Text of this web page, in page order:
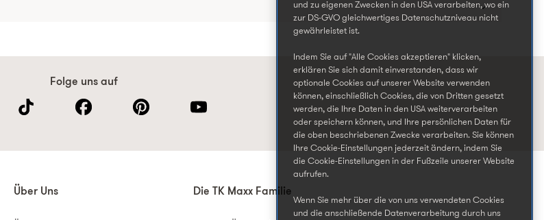
Folge uns auf
Über Uns Die TK Maxx Familie
und zu eigenen Zwecken in den USA verarbeiten, wo ein
zur DS-GVO gleichwertiges Datenschutzniveau nicht
gewährleistet ist.
Indem Sie auf "Alle Cookies akzeptieren" klicken,
erklären Sie sich damit einverstanden, dass wir
optionale Cookies auf unserer Website verwenden
können, einschließlich Cookies, die von Dritten gesetzt
werden, die Ihre Daten in den USA weiterverarbeiten
oder speichern können, und Ihre persönlichen Daten für
die oben beschriebenen Zwecke verarbeiten. Sie können
Ihre Cookie-Einstellungen jederzeit ändern, indem Sie
die Cookie-Einstellungen in der Fußzeile unserer Website
aufrufen.
Wenn Sie mehr über die von uns verwendeten Cookies
und die anschließende Datenverarbeitung durch uns